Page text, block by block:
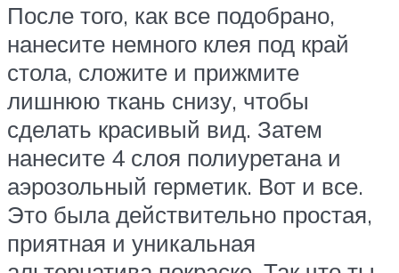
После того, как все подобрано,
нанесите немного клея под край
стола, сложите и прижмите
лишнюю ткань снизу, чтобы
сделать красивый вид. Затем
нанесите 4 слоя полиуретана и
аэрозольный герметик. Вот и все.
Это была действительно простая,
приятная и уникальная